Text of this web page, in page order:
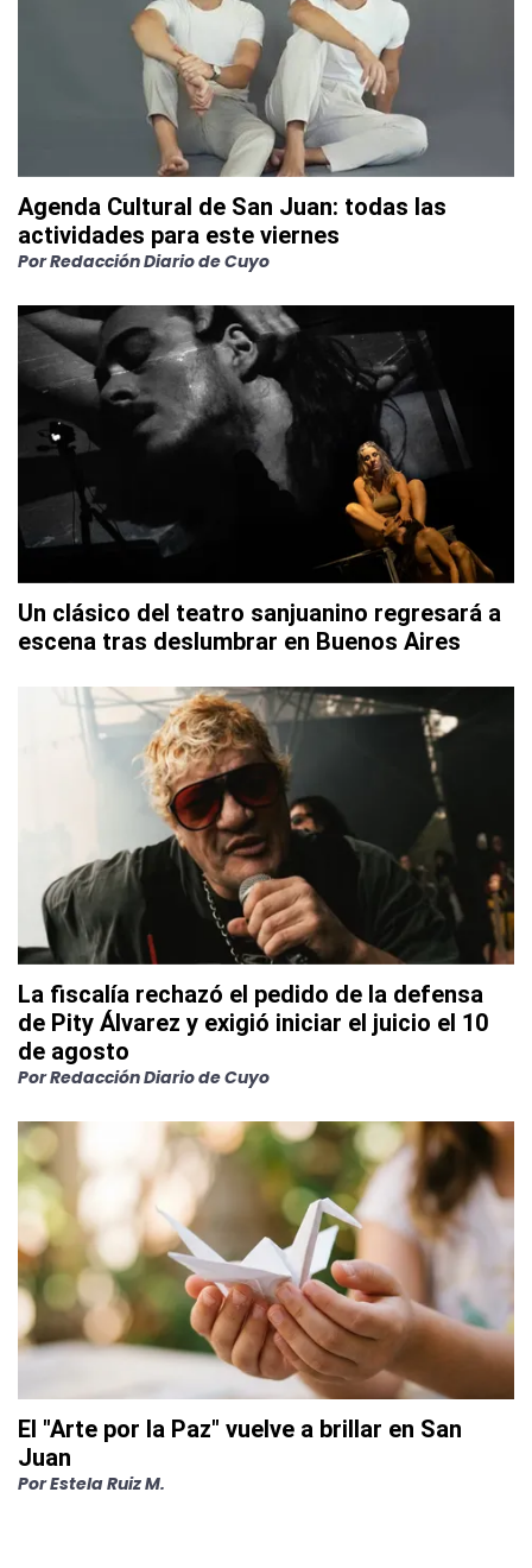
Agenda Cultural de San Juan: todas las
actividades para este viernes
PorRedacción Diario de Cuyo
Un clásico del teatro sanjuanino regresará a
escena tras deslumbrar en Buenos Aires
La fiscalía rechazó el pedido de la defensa
de Pity Álvarez y exigió iniciar el juicio el 10
de agosto
PorRedacción Diario de Cuyo
El "Arte por la Paz" vuelve a brillar en San
Juan
PorEstela Ruiz M.